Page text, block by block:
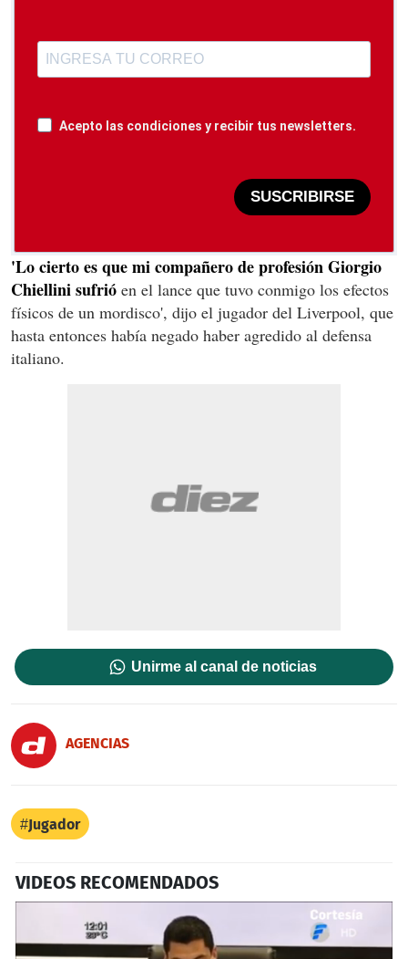
Acepto las condiciones y recibir tus newsletters.
SUSCRIBIRSE
'Lo cierto es que mi compañero de profesión Giorgio
Chiellini sufrió en el lance que tuvo conmigo los efectos
físicos de un mordisco', dijo el jugador del Liverpool, que
hasta entonces había negado haber agredido al defensa
italiano.
Unirme al canal de noticias
AGENCIAS
Jugador
VIDEOS RECOMENDADOS